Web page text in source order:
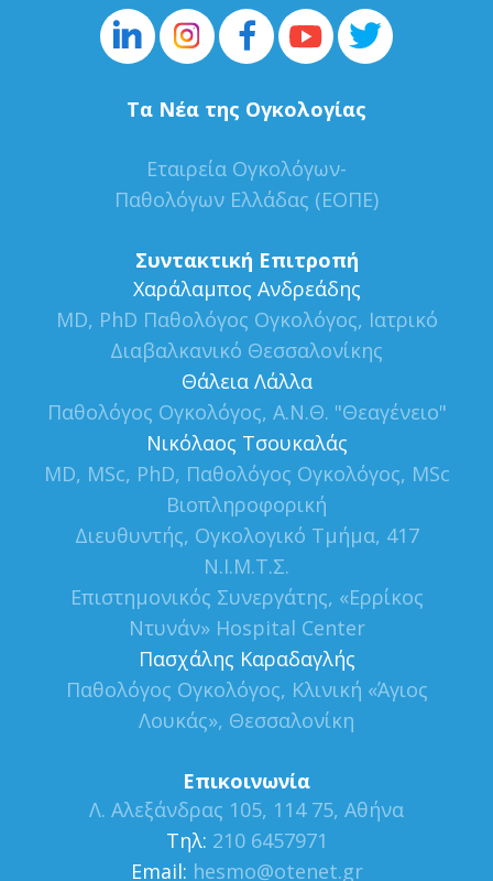
Τα Νέα της Ογκολογίας
Εταιρεία Ογκολόγων-
Παθολόγων Ελλάδας (ΕΟΠΕ)
Συντακτική Επιτροπή
Xαράλαμπος Ανδρεάδης
MD, PhD Παθολόγος Ογκολόγος, Ιατρικό
Διαβαλκανικό Θεσσαλονίκης
Θάλεια Λάλλα
Παθολόγος Ογκολόγος, Α.Ν.Θ. "Θεαγένειο"
Νικόλαος Τσουκαλάς
MD, MSc, PhD, Παθολόγος Ογκολόγος, MSc
Βιοπληροφορική
Διευθυντής, Ογκολογικό Τμήμα, 417
Ν.Ι.Μ.Τ.Σ.
Επιστημονικός Συνεργάτης, «Ερρίκος
Ντυνάν» Hospital Center
Πασχάλης Καραδαγλής
Παθολόγος Ογκολόγος, Κλινική «Άγιος
Λουκάς», Θεσσαλονίκη
Επικοινωνία
Λ. Αλεξάνδρας 105, 114 75, Αθήνα
Τηλ: 210 6457971
Εmail: hesmo@otenet.gr